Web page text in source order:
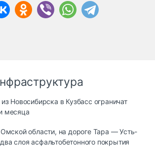
Новосибирска в Кузбасс ограничат
месяца
области, на дороге Тара — Усть-
слоя асфальтобетонного покрытия